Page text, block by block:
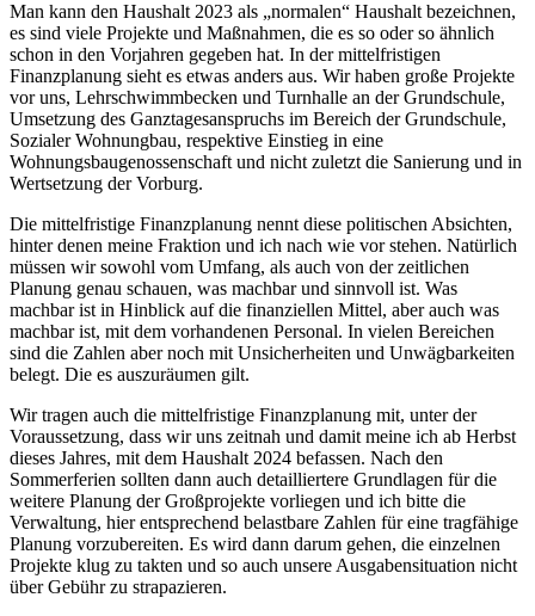
Man kann den Haushalt 2023 als „normalen“ Haushalt bezeichnen,
es sind viele Projekte und Maßnahmen, die es so oder so ähnlich
schon in den Vorjahren gegeben hat. In der mittelfristigen
Finanzplanung sieht es etwas anders aus. Wir haben große Projekte
vor uns, Lehrschwimmbecken und Turnhalle an der Grundschule,
Umsetzung des Ganztagesanspruchs im Bereich der Grundschule,
Sozialer Wohnungbau, respektive Einstieg in eine
Wohnungsbaugenossenschaft und nicht zuletzt die Sanierung und in
Wertsetzung der Vorburg.
Die mittelfristige Finanzplanung nennt diese politischen Absichten,
hinter denen meine Fraktion und ich nach wie vor stehen. Natürlich
müssen wir sowohl vom Umfang, als auch von der zeitlichen
Planung genau schauen, was machbar und sinnvoll ist. Was
machbar ist in Hinblick auf die finanziellen Mittel, aber auch was
machbar ist, mit dem vorhandenen Personal. In vielen Bereichen
sind die Zahlen aber noch mit Unsicherheiten und Unwägbarkeiten
belegt. Die es auszuräumen gilt.
Wir tragen auch die mittelfristige Finanzplanung mit, unter der
Voraussetzung, dass wir uns zeitnah und damit meine ich ab Herbst
dieses Jahres, mit dem Haushalt 2024 befassen. Nach den
Sommerferien sollten dann auch detailliertere Grundlagen für die
weitere Planung der Großprojekte vorliegen und ich bitte die
Verwaltung, hier entsprechend belastbare Zahlen für eine tragfähige
Planung vorzubereiten. Es wird dann darum gehen, die einzelnen
Projekte klug zu takten und so auch unsere Ausgabensituation nicht
über Gebühr zu strapazieren.